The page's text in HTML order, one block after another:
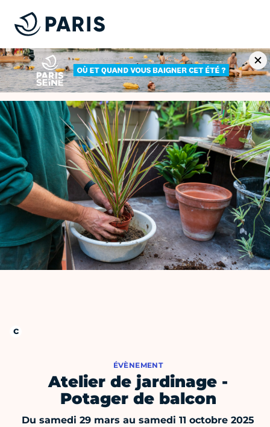
ÉVÈNEMENT
Atelier de jardinage -
Potager de balcon
Du samedi 29 mars au samedi 11 octobre 2025